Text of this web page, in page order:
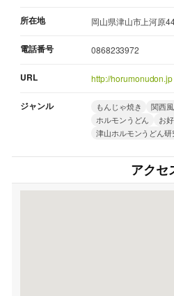
所在地 岡山県津山市上河原
電話番号 0868233972
URL http://horumonudon.jp
ジャンル もんじゃ焼き 関西
ホルモンうどん
お
津山ホルモンうどん研
アクセ